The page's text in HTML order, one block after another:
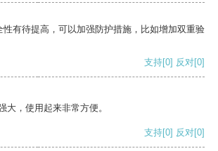
性有待提高，可以加强防护措施，比如增加双重验
支持[0] 反对[0]
大，使用起来非常方便。
支持[0] 反对[0]